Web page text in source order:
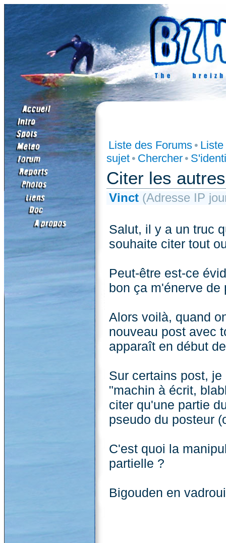
Liste des Forums •
sujet • Chercher •
Citer les
Vinct (Adresse IP
Salut, il y a un truc
souhaite citer tout
Peut-être est-ce
bon ça m'énerve de
Alors voilà, quand
nouveau post avec
apparaît en début
Sur certains post,
"machin à écrit,
citer qu'une partie
pseudo du posteur
C'est quoi la
partielle ?
Bigouden en